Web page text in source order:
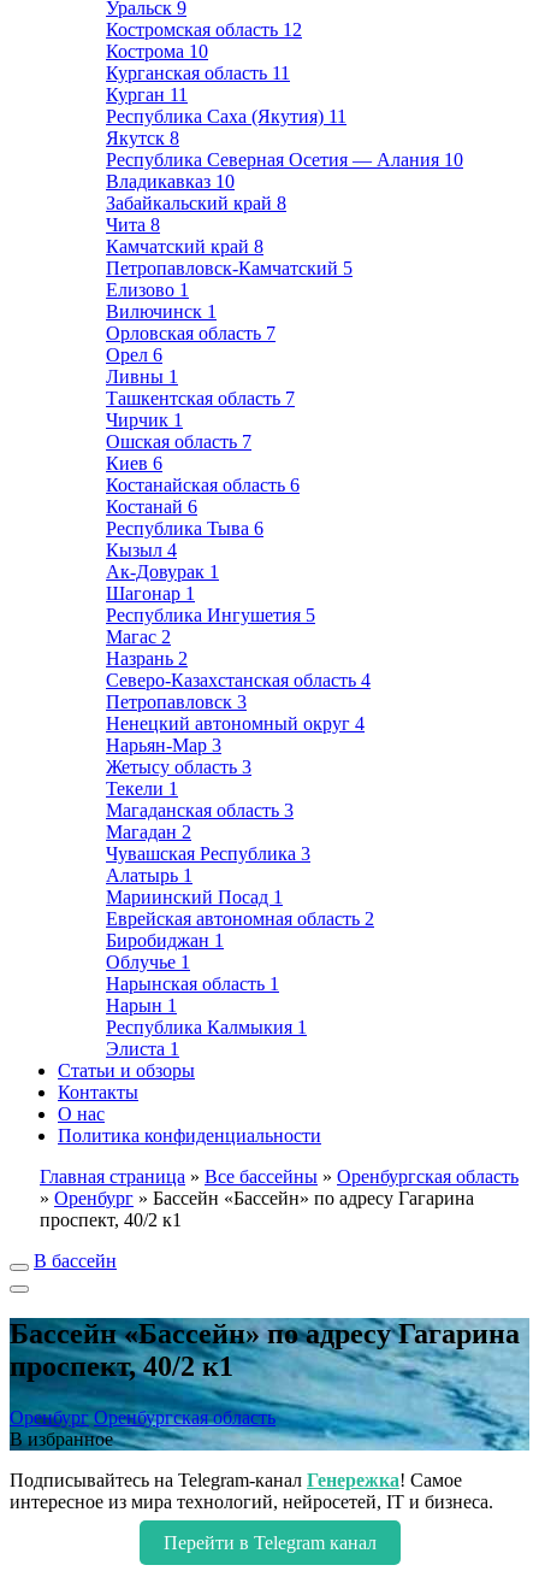
Уральск 9
Костромская область 12
Кострома 10
Курганская область 11
Курган 11
Республика Саха (Якутия) 11
Якутск 8
Республика Северная Осетия — Алания 10
Владикавказ 10
Забайкальский край 8
Чита 8
Камчатский край 8
Петропавловск-Камчатский 5
Елизово 1
Вилючинск 1
Орловская область 7
Орел 6
Ливны 1
Ташкентская область 7
Чирчик 1
Ошская область 7
Киев 6
Костанайская область 6
Костанай 6
Республика Тыва 6
Кызыл 4
Ак-Довурак 1
Шагонар 1
Республика Ингушетия 5
Магас 2
Назрань 2
Северо-Казахстанская область 4
Петропавловск 3
Ненецкий автономный округ 4
Нарьян-Мар 3
Жетысу область 3
Текели 1
Магаданская область 3
Магадан 2
Чувашская Республика 3
Алатырь 1
Мариинский Посад 1
Еврейская автономная область 2
Биробиджан 1
Облучье 1
Нарынская область 1
Нарын 1
Республика Калмыкия 1
Элиста 1
Статьи и обзоры
Контакты
О нас
Политика конфиденциальности
Главная страница » Все бассейны » Оренбургская область
» Оренбург » Бассейн «Бассейн» по адресу Гагарина
проспект, 40/2 к1
В бассейн
Бассейн «Бассейн» по адресу Гагарина
проспект, 40/2 к1
Оренбург Оренбургская область
В избранное
Подписывайтесь на Telegram-канал Генережка! Самое
интересное из мира технологий, нейросетей, IT и бизнеса.
Перейти в Telegram канал